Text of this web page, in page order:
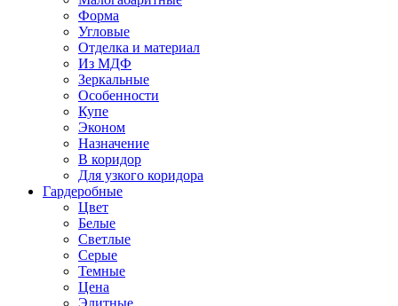
Форма
Угловые
Отделка и материал
Из МДФ
Зеркальные
Особенности
Купе
Эконом
Назначение
В коридор
Для узкого коридора
Гардеробные
Цвет
Белые
Светлые
Серые
Темные
Цена
Элитные